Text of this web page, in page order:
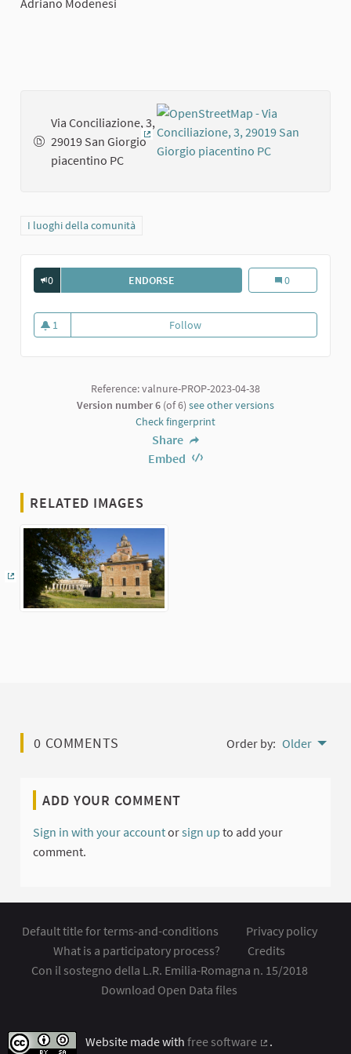
Adriano Modenesi
Via Conciliazione, 3,
29019 San Giorgio
piacentino PC
(External link)
Filter results for category: I luoghi della comunità
I luoghi della comunità
0 ENDORSE ROCCA DI SAN GIORGIORocca di San
0
1
1 follower
FollowRocca di San Giorgio
Reference: valnure-PROP-2023-04-38
Version number 6 (of 6) see other versions
Check fingerprint
Share
Embed
RELATED IMAGES
(External link)
0 COMMENTS Order by: Older
ADD YOUR COMMENT
Sign in with your accountorsign up to add your
comment.
Default title for terms-and-conditions
Privacy policy
What is a participatory process?
Credits
Con il sostegno della L.R. Emilia-Romagna n. 15/2018
Download Open Data files
Website made with free software
.